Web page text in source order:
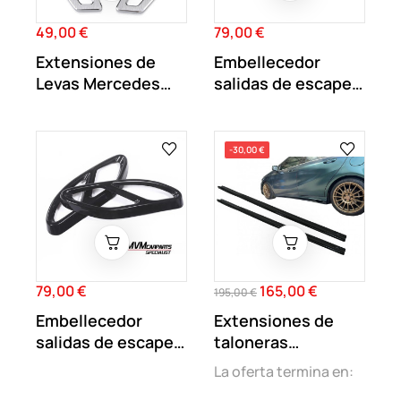
Precio
49,00 €
Extensiones de
Levas Mercedes
Precio
79,00 €
Embellecedor
salidas de escapes
Precio
79,00 €
Embellecedor
salidas de escapes
-30,00 €
Precio
195,00 € Precio
165,00 €
Extensiones de
taloneras
Mercedes Clase A
La oferta termina en: